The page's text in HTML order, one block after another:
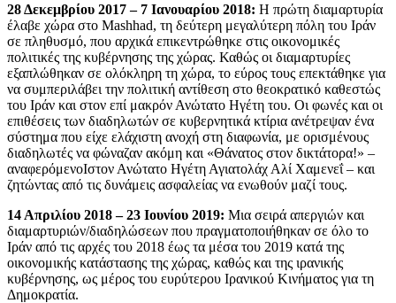
28 Δεκεμβρίου 2017 – 7 Ιανουαρίου 2018: Η πρώτη διαμαρτυρία
έλαβε χώρα στο Mashhad, τη δεύτερη μεγαλύτερη πόλη του Ιράν
σε πληθυσμό, που αρχικά επικεντρώθηκε στις οικονομικές
πολιτικές της κυβέρνησης της χώρας. Καθώς οι διαμαρτυρίες
εξαπλώθηκαν σε ολόκληρη τη χώρα, το εύρος τους επεκτάθηκε για
να συμπεριλάβει την πολιτική αντίθεση στο θεοκρατικό καθεστώς
του Ιράν και στον επί μακρόν Ανώτατο Ηγέτη του. Οι φωνές και οι
επιθέσεις των διαδηλωτών σε κυβερνητικά κτίρια ανέτρεψαν ένα
σύστημα που είχε ελάχιστη ανοχή στη διαφωνία, με ορισμένους
διαδηλωτές να φώναζαν ακόμη και «Θάνατος στον δικτάτορα!» –
αναφερόμενοΙστον Ανώτατο Ηγέτη Αγιατολάχ Αλί Χαμενεΐ – και
ζητώντας από τις δυνάμεις ασφαλείας να ενωθούν μαζί τους.
14 Απριλίου 2018 – 23 Ιουνίου 2019: Μια σειρά απεργιών και
διαμαρτυριών/διαδηλώσεων που πραγματοποιήθηκαν σε όλο το
Ιράν από τις αρχές του 2018 έως τα μέσα του 2019 κατά της
οικονομικής κατάστασης της χώρας, καθώς και της ιρανικής
κυβέρνησης, ως μέρος του ευρύτερου Ιρανικού Κινήματος για τη
Δημοκρατία.